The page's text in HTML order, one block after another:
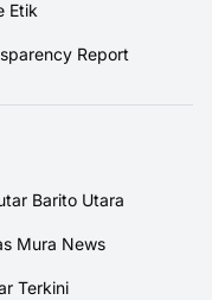
Etik
Report
Barito Utara
Mura News
Terkini